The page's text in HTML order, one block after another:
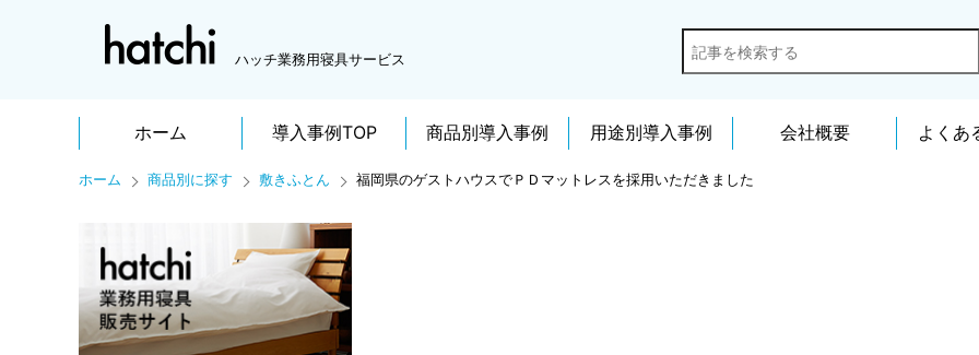
ハッチ業務用寝具サービス
ホーム 導入事例TOP 商品別導入事例 用途別導入事例 会社概要 よくあ
ホーム 商品別に探す 敷きふとん 福岡県のゲストハウスでＰＤマットレスを採用いただきました